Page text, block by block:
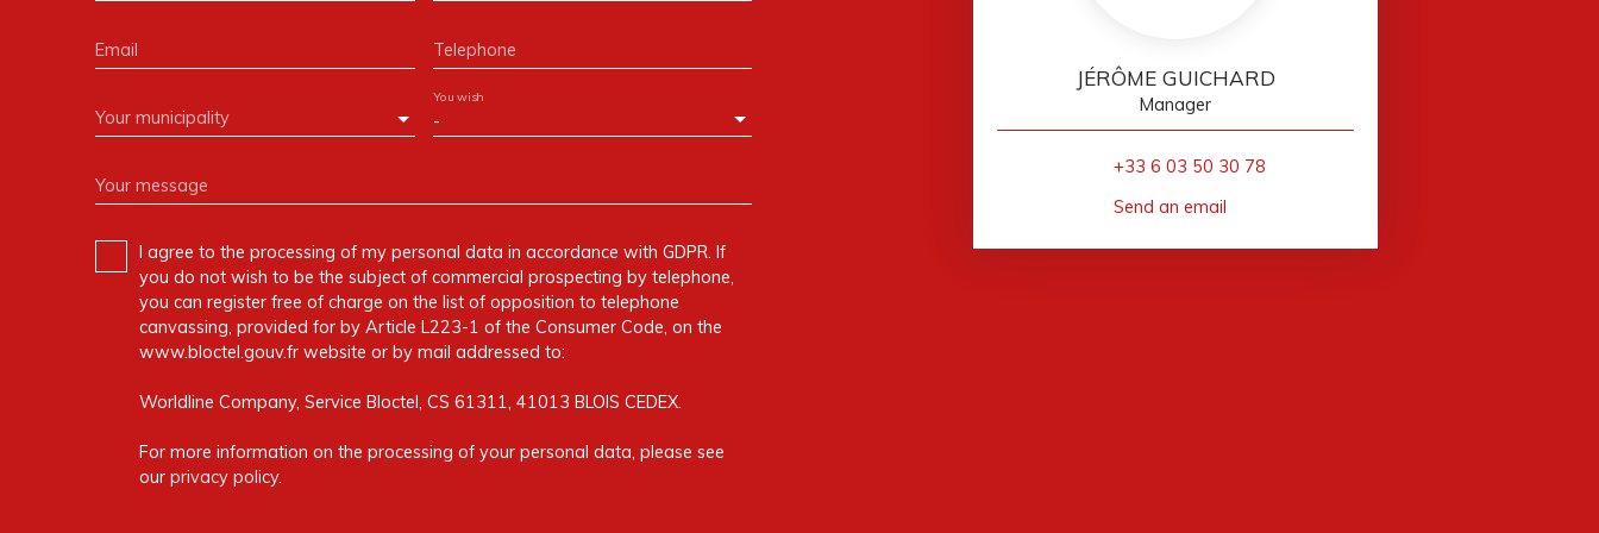
Email Telephone
Your municipality -
You wish
Your message
I agree to the processing of my personal data in accordance with GDPR. If
you do not wish to be the subject of commercial prospecting by telephone,
you can register free of charge on the list of opposition to telephone
canvassing, provided for by Article L223-1 of the Consumer Code, on the
www.bloctel.gouv.fr website or by mail addressed to:
Worldline Company, Service Bloctel, CS 61311, 41013 BLOIS CEDEX.
For more information on the processing of your personal data, please see
our privacy policy.
JÉRÔME GUICHARD
Manager
+33 6 03 50 30 78
Send an email